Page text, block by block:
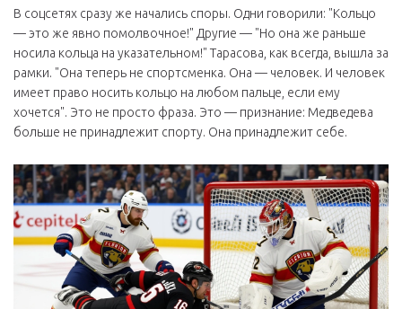
В соцсетях сразу же начались споры. Одни говорили: "Кольцо
— это же явно помолвочное!" Другие — "Но она же раньше
носила кольца на указательном!" Тарасова, как всегда, вышла за
рамки. "Она теперь не спортсменка. Она — человек. И человек
имеет право носить кольцо на любом пальце, если ему
хочется". Это не просто фраза. Это — признание: Медведева
больше не принадлежит спорту. Она принадлежит себе.